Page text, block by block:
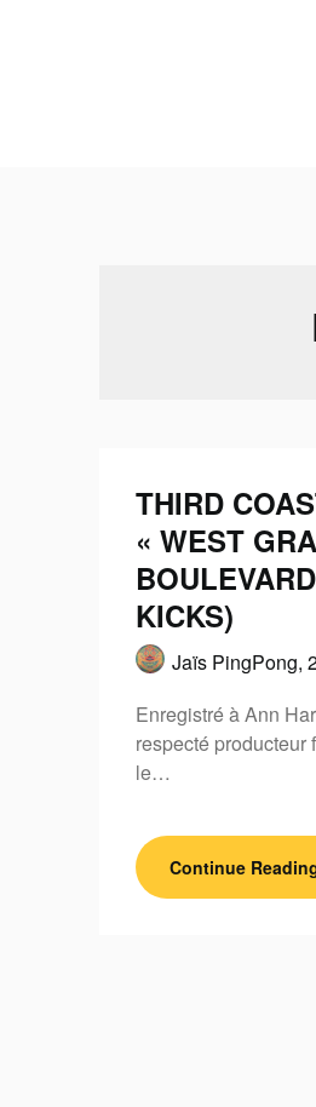
THIRD
« WEST
KICKS)
Jaïs PingPong,
Enregistré à Ann
respecté producteur
le…
Continue